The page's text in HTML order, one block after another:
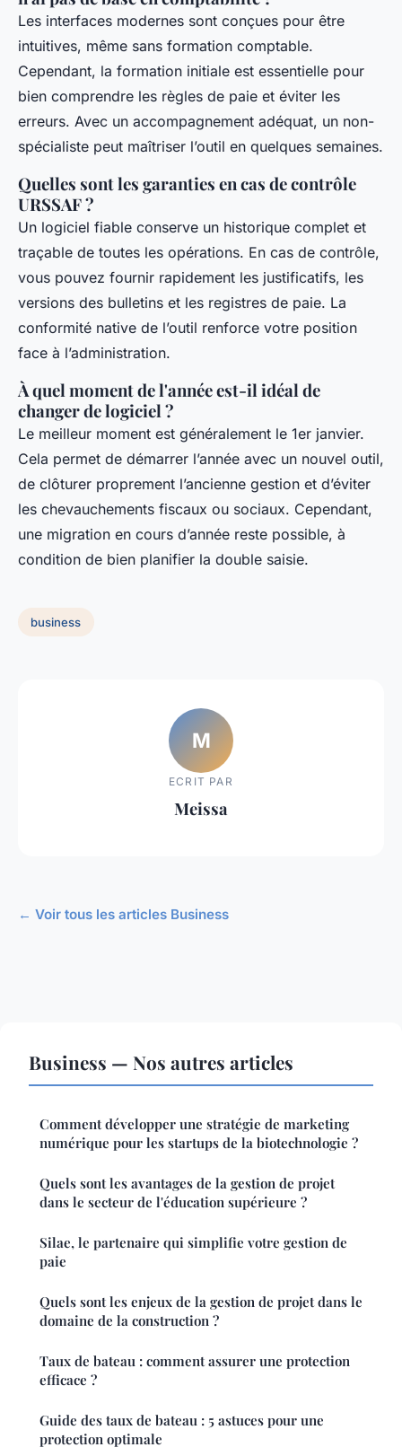
Les interfaces modernes sont conçues pour être
intuitives, même sans formation comptable.
Cependant, la formation initiale est essentielle pour
bien comprendre les règles de paie et éviter les
erreurs. Avec un accompagnement adéquat, un non-
spécialiste peut maîtriser l’outil en quelques semaines.
Quelles sont les garanties en cas de contrôle
URSSAF ?
Un logiciel fiable conserve un historique complet et
traçable de toutes les opérations. En cas de contrôle,
vous pouvez fournir rapidement les justificatifs, les
versions des bulletins et les registres de paie. La
conformité native de l’outil renforce votre position
face à l’administration.
À quel moment de l'année est-il idéal de
changer de logiciel ?
Le meilleur moment est généralement le 1er janvier.
Cela permet de démarrer l’année avec un nouvel outil,
de clôturer proprement l’ancienne gestion et d’éviter
les chevauchements fiscaux ou sociaux. Cependant,
une migration en cours d’année reste possible, à
condition de bien planifier la double saisie.
business
M
ECRIT PAR
Meissa
← Voir tous les articles Business
Business — Nos autres articles
Comment développer une stratégie de marketing
numérique pour les startups de la biotechnologie ?
Quels sont les avantages de la gestion de projet
dans le secteur de l'éducation supérieure ?
Silae, le partenaire qui simplifie votre gestion de
paie
Quels sont les enjeux de la gestion de projet dans le
domaine de la construction ?
Taux de bateau : comment assurer une protection
efficace ?
Guide des taux de bateau : 5 astuces pour une
protection optimale